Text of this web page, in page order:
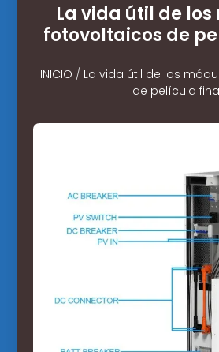
La vida útil de
fotovoltaicos de
INICIO / La vida útil de los
de película fina